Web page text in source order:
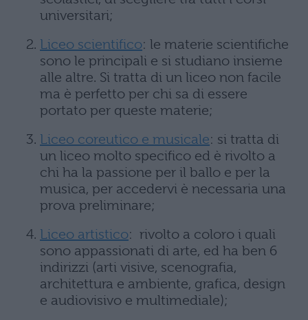
universitari;
Liceo scientifico: le materie scientifiche
sono le principali e si studiano insieme
alle altre. Si tratta di un liceo non facile
ma è perfetto per chi sa di essere
portato per queste materie;
Liceo coreutico e musicale: si tratta di
un liceo molto specifico ed è rivolto a
chi ha la passione per il ballo e per la
musica, per accedervi è necessaria una
prova preliminare;
Liceo artistico: rivolto a coloro i quali
sono appassionati di arte, ed ha ben 6
indirizzi (arti visive, scenografia,
architettura e ambiente, grafica, design
e audiovisivo e multimediale);